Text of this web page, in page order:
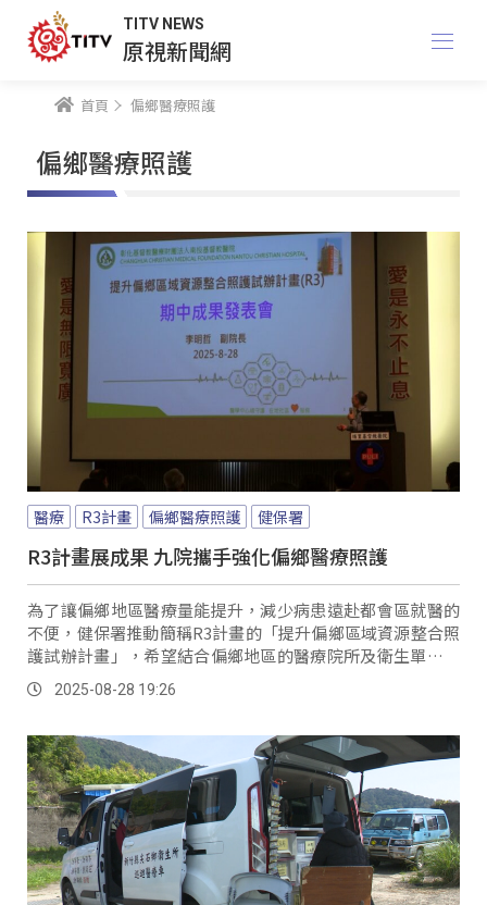
TITV NEWS
原視新聞網
首頁 偏鄉醫療照護
偏鄉醫療照護
醫療 R3計畫 偏鄉醫療照護 健保署
R3計畫展成果 九院攜手強化偏鄉醫療照護
為了讓偏鄉地區醫療量能提升，減少病患遠赴都會區就醫的
不便，健保署推動簡稱R3計畫的「提升偏鄉區域資源整合照
護試辦計畫」，希望結合偏鄉地區的醫療院所及衛生單位來
共同合作，化零為整成為一個互助合作的醫療體系，提升地
方醫療量能。
2025-08-28 19:26